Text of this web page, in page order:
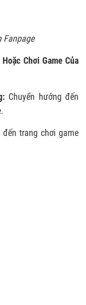
Fanpage
Chơi Game Của
Chuyển hướng đến
đến trang chơi game